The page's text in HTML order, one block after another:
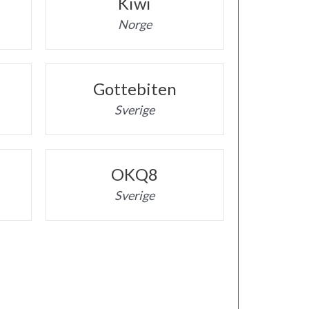
Norge
Gottebiten
Sverige
OKQ8
Sverige